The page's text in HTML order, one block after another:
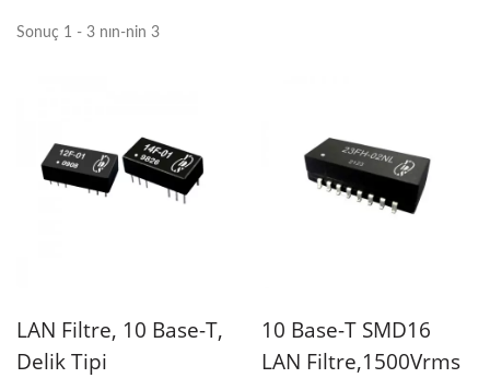
Sonuç 1 - 3 nın-nin 3
LAN Filtre, 10 Base-T,
Delik Tipi
10 Base-T SMD16
LAN Filtre,1500Vrms